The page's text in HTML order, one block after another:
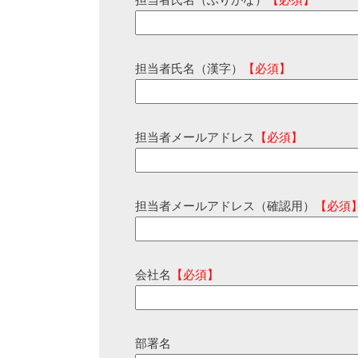
担当者氏名（漢字） 【必須】
担当者メールアドレス 【必須】
担当者メールアドレス（確認用） 【必須
会社名 【必須】
部署名